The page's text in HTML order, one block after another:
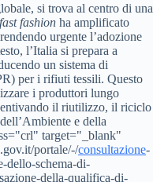
si trova al centro di una
fast fashion ha amplificato
urgente l’adozione
l’Italia si prepara a
un sistema di
per i rifiuti tessili. Questo
i produttori lungo
il riutilizzo, il riciclo
e della
target="_blank"
portale/-/consultazione-
dello-schema-di-
della-qualifica-di-